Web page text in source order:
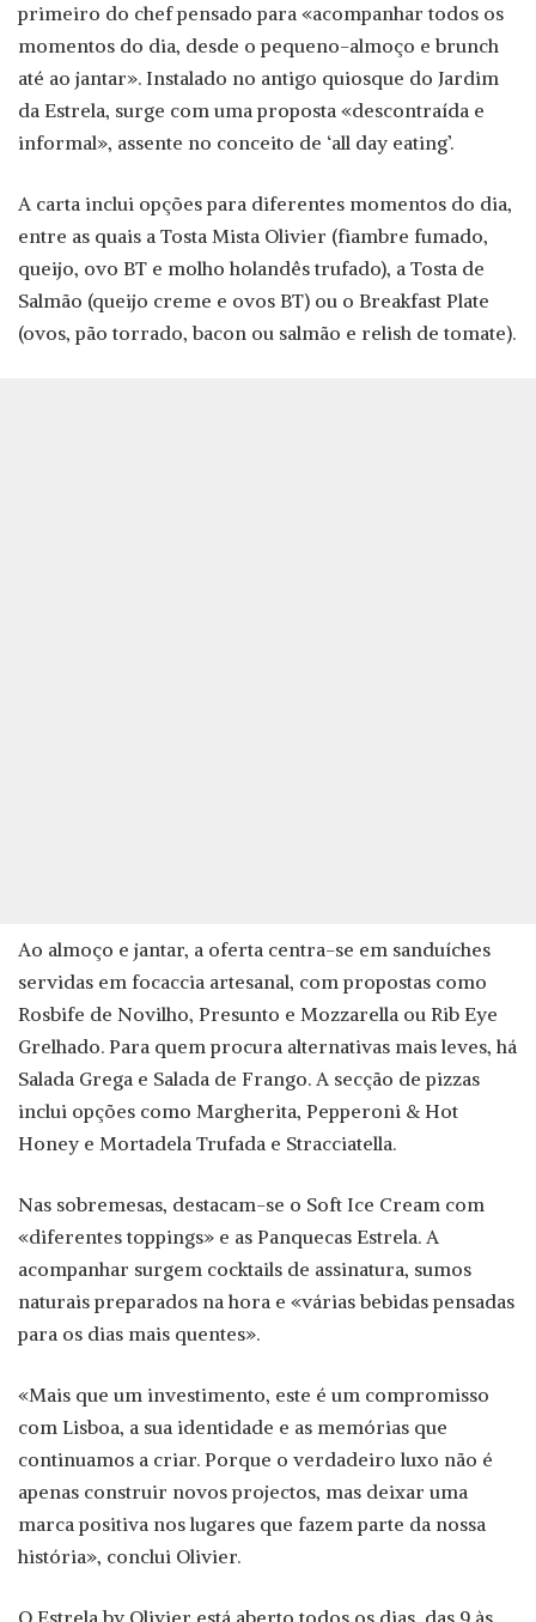
primeiro do chef pensado para «acompanhar todos os
momentos do dia, desde o pequeno-almoço e brunch
até ao jantar». Instalado no antigo quiosque do Jardim
da Estrela, surge com uma proposta «descontraída e
informal», assente no conceito de ‘all day eating’.
A carta inclui opções para diferentes momentos do dia,
entre as quais a Tosta Mista Olivier (fiambre fumado,
queijo, ovo BT e molho holandês trufado), a Tosta de
Salmão (queijo creme e ovos BT) ou o Breakfast Plate
(ovos, pão torrado, bacon ou salmão e relish de tomate).
Ao almoço e jantar, a oferta centra-se em sanduíches
servidas em focaccia artesanal, com propostas como
Rosbife de Novilho, Presunto e Mozzarella ou Rib Eye
Grelhado. Para quem procura alternativas mais leves, há
Salada Grega e Salada de Frango. A secção de pizzas
inclui opções como Margherita, Pepperoni & Hot
Honey e Mortadela Trufada e Stracciatella.
Nas sobremesas, destacam-se o Soft Ice Cream com
«diferentes toppings» e as Panquecas Estrela. A
acompanhar surgem cocktails de assinatura, sumos
naturais preparados na hora e «várias bebidas pensadas
para os dias mais quentes».
«Mais que um investimento, este é um compromisso
com Lisboa, a sua identidade e as memórias que
continuamos a criar. Porque o verdadeiro luxo não é
apenas construir novos projectos, mas deixar uma
marca positiva nos lugares que fazem parte da nossa
história», conclui Olivier.